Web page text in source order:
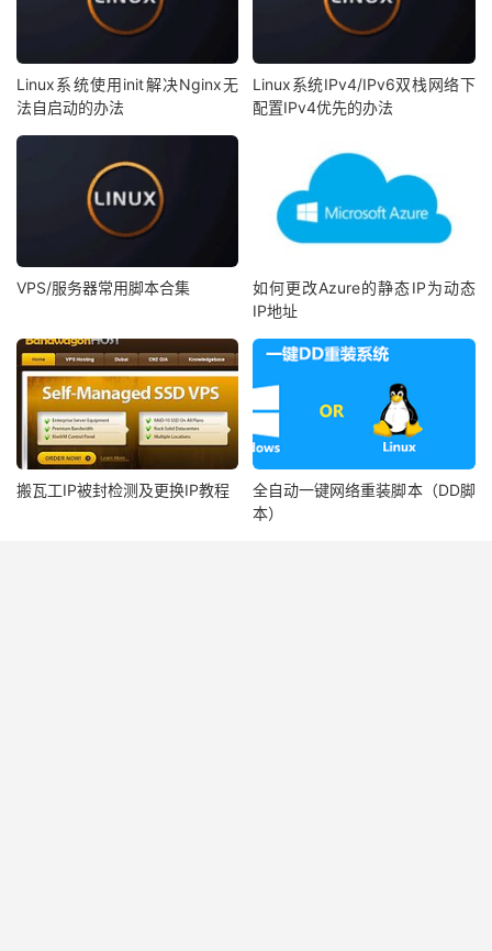
Linux系统使用init解决Nginx无
法自启动的办法
Linux系统IPv4/IPv6双栈网络下
配置IPv4优先的办法
VPS/服务器常用脚本合集
如何更改Azure的静态IP为动态
IP地址
搬瓦工IP被封检测及更换IP教程
全自动一键网络重装脚本（DD脚
本）